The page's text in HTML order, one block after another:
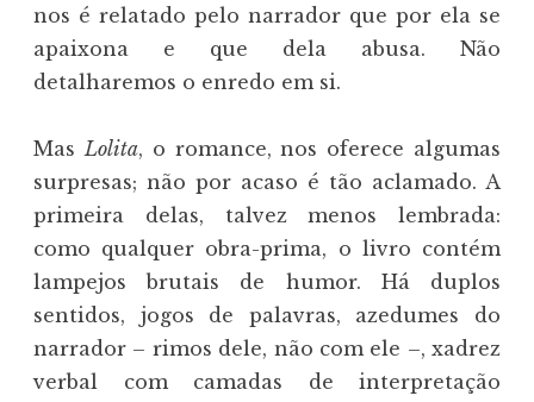
nos é relatado pelo narrador que por ela se
apaixona e que dela abusa. Não
detalharemos o enredo em si.
MasLolita, o romance, nos oferece algumas
surpresas; não por acaso é tão aclamado. A
primeira delas, talvez menos lembrada:
como qualquer obra-prima, o livro contém
lampejos brutais de humor. Há duplos
sentidos, jogos de palavras, azedumes do
narrador – rimos dele, não com ele –, xadrez
verbal com camadas de interpretação